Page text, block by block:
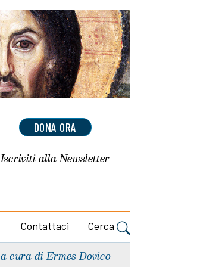
DONA ORA
Iscriviti allaNewsletter
Contattaci Cerca
a cura di Ermes Dovico